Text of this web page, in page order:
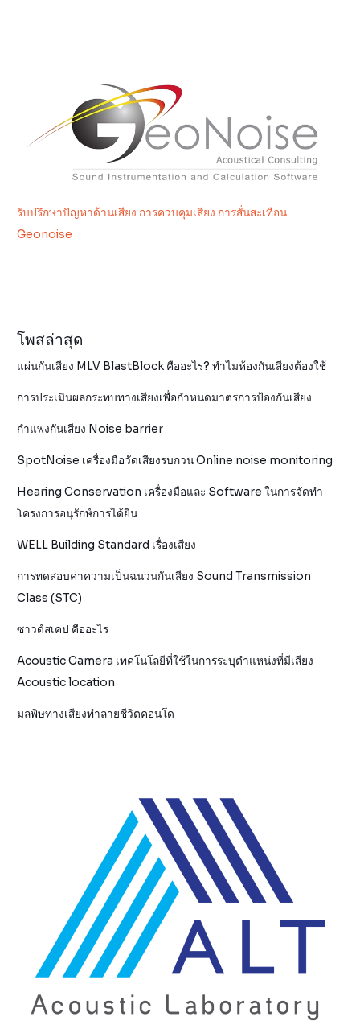
รับปรึกษาปัญหาด้านเสียง การควบคุมเสียง การสั่นสะเทือน
Geonoise
โพสล่าสุด
แผ่นกันเสียง MLV BlastBlock คืออะไร? ทำไมห้องกันเสียงต้องใช้
การประเมินผลกระทบทางเสียงเพื่อกำหนดมาตรการป้องกันเสียง
กำแพงกันเสียง Noise barrier
SpotNoise เครื่องมือวัดเสียงรบกวน Online noise monitoring
Hearing Conservation เครื่องมือและ Software ในการจัดทำ
โครงการอนุรักษ์การได้ยิน
WELL Building Standard เรื่องเสียง
การทดสอบค่าความเป็นฉนวนกันเสียง Sound Transmission
Class (STC)
ซาวด์สเคป คืออะไร
Acoustic Camera เทคโนโลยีที่ใช้ในการระบุตำแหน่งที่มีเสียง
Acoustic location
มลพิษทางเสียงทำลายชีวิตคอนโด